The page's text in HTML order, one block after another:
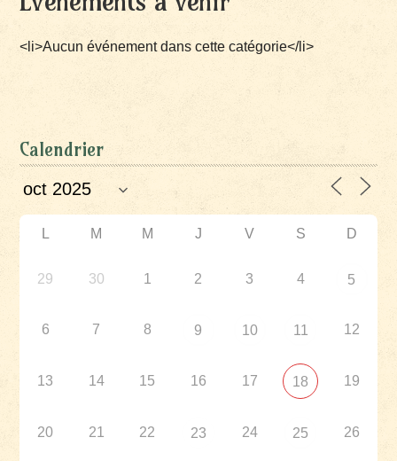
<li>Aucun événement dans cette catégorie</li>
Calendrier
L M M J V S D
29 30 1 2 3 4 5
6 7 8 9 10 11 12
13 14 15 16 17 18 19
20 21 22 23 24 25 26